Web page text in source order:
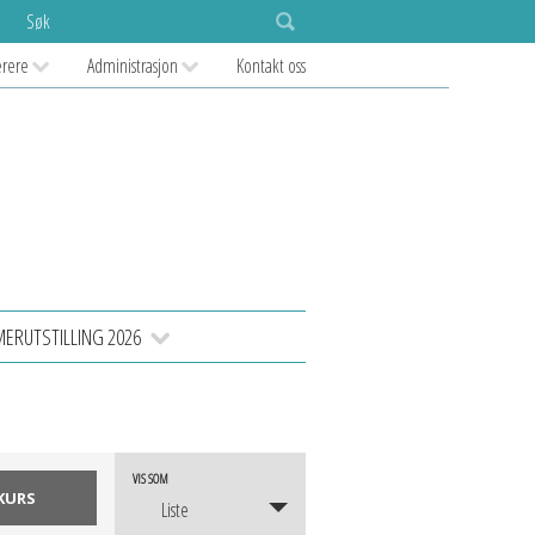
Administrasjon Kontakt oss
2026
Søk
Kurs
Views
VIS SOM
Liste